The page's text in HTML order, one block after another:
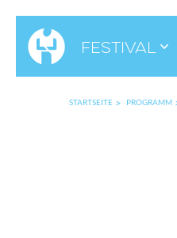
Festival
STARTSEITE PROGRAMM